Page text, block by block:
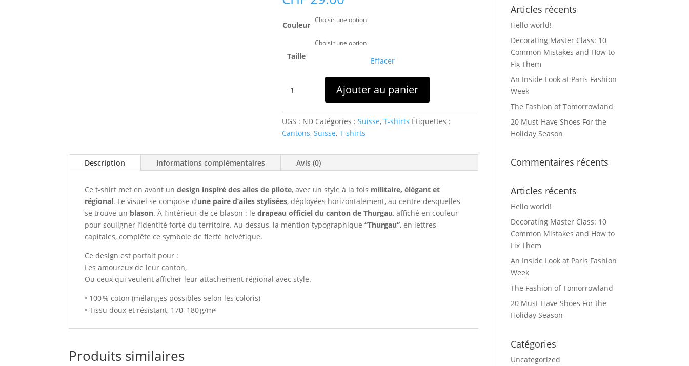
Couleur
Taille Effacer
shirt
Thurgau
Ajouter au panier
UGS : ND Catégories : Suisse, T-shirts Étiquettes :
Cantons, Suisse, T-shirts
Description Informations complémentaires Avis (0)
Ce t-shirt met en avant undesign inspiré des ailes de pilote, avec un style à la fois militaire, élégant et
régional. Le visuel se compose d’une paire d’ailes stylisées, déployées horizontalement, au centre desquelles
se trouve un blason. À l’intérieur de ce blason : ledrapeau officiel du canton de Thurgau, affiché en couleur
pour souligner l’identité forte du territoire. Au dessus, la mention typographique“Thurgau”, en lettres
capitales, complète ce symbole de fierté helvétique.
Ce design est parfait pour :
Les amoureux de leur canton,
Ou ceux qui veulent afficher leur attachement régional avec style.
• 100 % coton (mélanges possibles selon les coloris)
• Tissu doux et résistant, 170–180 g/m²
Produits similaires
Articles récents
Hello world!
Decorating Master Class: 10
Common Mistakes and How to
Fix Them
An Inside Look at Paris Fashion
Week
The Fashion of Tomorrowland
20 Must-Have Shoes For the
Holiday Season
Commentaires récents
Articles récents
Hello world!
Decorating Master Class: 10
Common Mistakes and How to
Fix Them
An Inside Look at Paris Fashion
Week
The Fashion of Tomorrowland
20 Must-Have Shoes For the
Holiday Season
Catégories
Uncategorized